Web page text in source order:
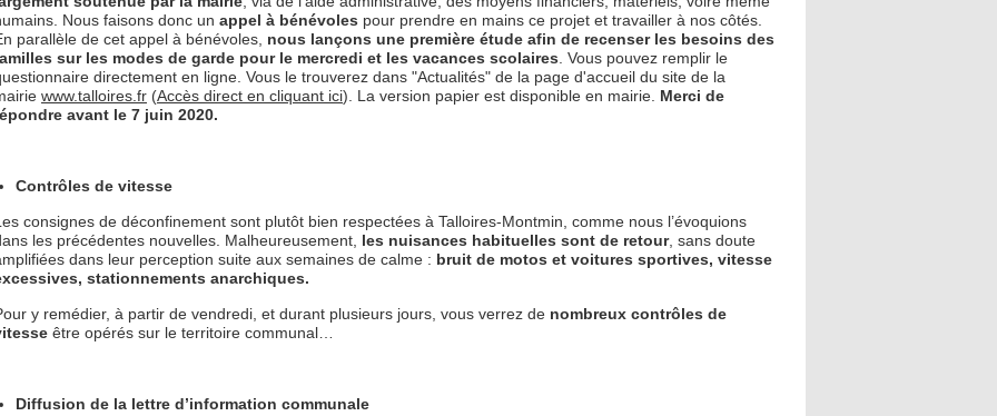
Nous faisons donc un appel à bénévoles pour prendre en mains ce projet et travailler à nos côtés.
parallèle de cet appel à bénévoles, nous lançons une première étude afin de recenser les besoins des
sur les modes de garde pour le mercredi et les vacances scolaires . Vous pouvez remplir le
directement en ligne. Vous le trouverez dans "Actualités" de la page d'accueil du site de la
www.talloires.fr (Accès direct en cliquant ici). La version papier est disponible en mairie. Merci de
avant le 7 juin 2020.
Contrôles de vitesse
consignes de déconfinement sont plutôt bien respectées à Talloires-Montmin, comme nous l’évoquions
les précédentes nouvelles. Malheureusement, les nuisances habituelles sont de retour, sans doute
dans leur perception suite aux semaines de calme : bruit de motos et voitures sportives, vitesse
stationnements anarchiques.
y remédier, à partir de vendredi, et durant plusieurs jours, vous verrez de nombreux contrôles de
être opérés sur le territoire communal…
Diffusion de la lettre d’information communale